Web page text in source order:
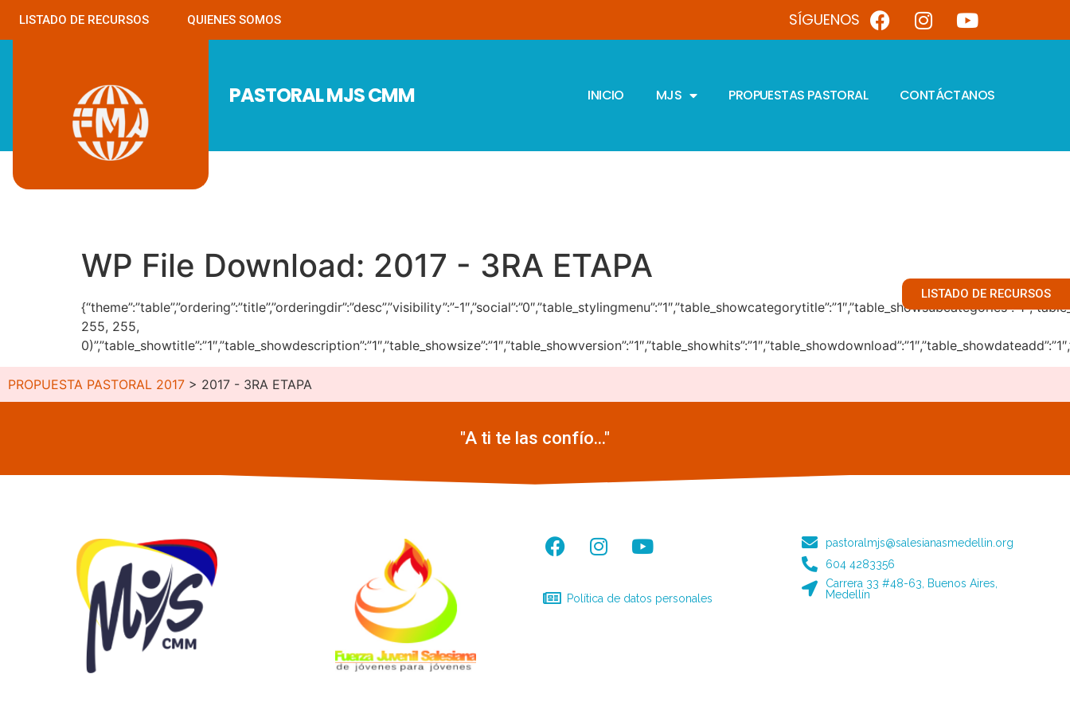
LISTADO DE RECURSOS QUIENES SOMOS SÍGUENOS
PASTORAL MJS CMM INICIO MJS PROPUESTAS PASTORAL CONTÁCTANOS
LISTADO DE RECURSOS
WP File Download: 2017 - 3RA ETAPA
{“theme”:”table”,”ordering”:”title”,”orderingdir”:”desc”,”visibility”:”-
255, 255,
PROPUESTA PASTORAL 2017 > 2017 - 3RA ETAPA
"A ti te las confío..."
Política de datos personales
pastoralmjs@salesianasmedellin.org
604 4283356
Carrera 33 #48-63, Buenos Aires,
Medellín